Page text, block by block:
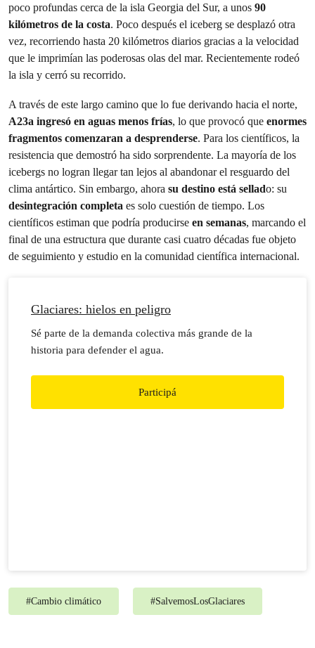
poco profundas cerca de la isla Georgia del Sur, a unos 90
kilómetros de la costa. Poco después el iceberg se desplazó otra
vez, recorriendo hasta 20 kilómetros diarios gracias a la velocidad
que le imprimían las poderosas olas del mar. Recientemente rodeó
la isla y cerró su recorrido.
A través de este largo camino que lo fue derivando hacia el norte,
A23a ingresó en aguas menos frías, lo que provocó que enormes
fragmentos comenzaran a desprenderse. Para los científicos, la
resistencia que demostró ha sido sorprendente. La mayoría de los
icebergs no logran llegar tan lejos al abandonar el resguardo del
clima antártico. Sin embargo, ahora su destino está sellado: su
desintegración completa es solo cuestión de tiempo. Los
científicos estiman que podría producirse en semanas, marcando el
final de una estructura que durante casi cuatro décadas fue objeto
de seguimiento y estudio en la comunidad científica internacional.
Glaciares: hielos en peligro
Sé parte de la demanda colectiva más grande de la
historia para defender el agua.
Participá
#Cambio climático #SalvemosLosGlaciares